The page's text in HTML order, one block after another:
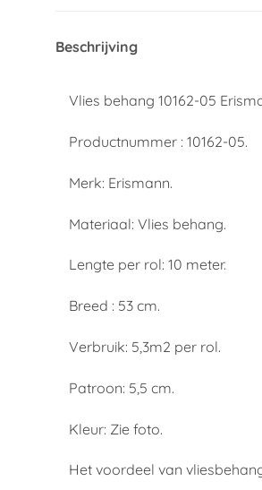
Beschrijving
Vlies behang 10162-05
Productnummer : 10162-05.
Merk: Erismann.
Materiaal: Vlies behang.
Lengte per rol: 10 meter.
Breed : 53 cm.
Verbruik: 5,3m2 per rol.
Patroon: 5,5 cm.
Kleur: Zie foto.
Het voordeel van